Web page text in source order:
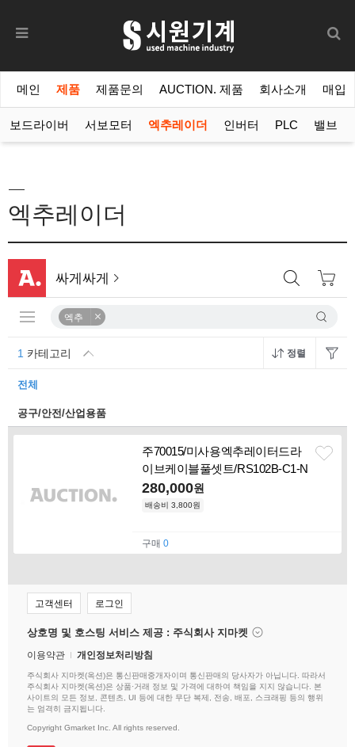
메인 제품 제품문의 AUCTION. 제품 회사소개 매입
보드라이버 서보모터 엑추레이더 인버터 PLC 밸브
엑추레이더